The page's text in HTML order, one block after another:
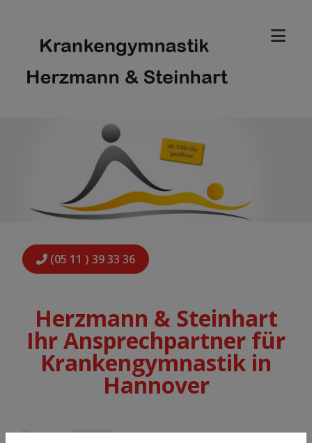
(05 11 ) 39 33 36
Herzmann & Steinhart
Ihr Ansprechpartner für
Krankengymnastik in
Hannover